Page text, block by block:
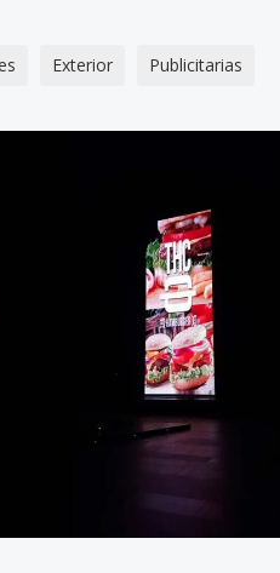
Exterior Publicitarias